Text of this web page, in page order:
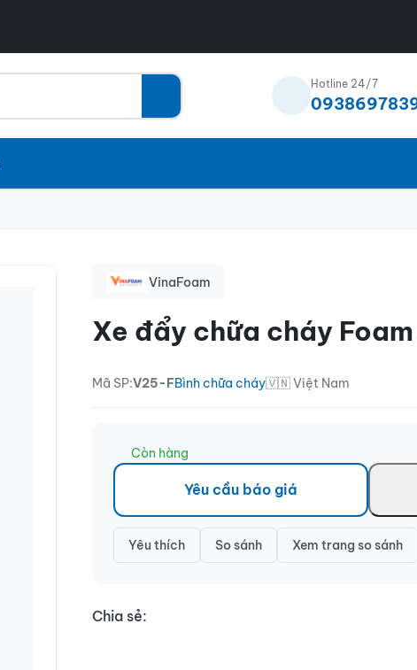
Hotline 24/7
VinaFoam
Xe đẩy chữa cháy
Mã SP:V25-FBình chữa cháy🇻🇳 Việt Nam
Còn hàng
Yêu cầu báo giá
Yêu thích So sánh Xem trang so sánh
Chia sẻ: